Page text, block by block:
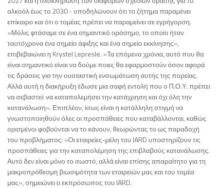
αλκοόλ έως το 2030 - υποδηλώνουν ότι το ζήτημα παραμένει
επίκαιρο και ότι ο τομέας πρέπει να παραμείνει σε εγρήγορση.
«Μόλις φτάσαμε σε ένα σημαντικό ορόσημο, το οποίο ήταν
ταυτόχρονα ένα σημείο άφιξης και ένα σημείο εκκίνησης»,
επιβεβαιώνει η Krystel Lepresle. «Τα επόμενα χρόνια, αυτό που θα
είναι σημαντικό είναι να δούμε ποιες θα εφαρμοστούν όσον αφορά
τις δράσεις για την ουσιαστική ενσωμάτωση αυτής της πορείας.
Αλλά αυτή η διακήρυξη έδωσε μια σαφή εντολή που ο Π.Ο.Υ. πρέπει
να σεβαστεί: να καταπολεμήσει την κατάχρηση και όχι όλη την
κατανάλωση». Επιπλέον, ίσως είναι η κατάλληλη στιγμή να
γνωστοποιηθούν όλες οι προσπάθειες που καταβάλλονται, καθώς
ορισμένοι φοβούνται να το κάνουν, θεωρώντας το ως παραδοχή
του προβλήματος: «Οι εταιρείες-μέλη του IARD υποστηρίζουν τις
προσπάθειες για την καταπολέμηση της επιβλαβούς κατανάλωσης.
Αυτό δεν είναι μόνο το σωστό, αλλά είναι επίσης απαραίτητο για τη
μακροπρόθεσμη βιωσιμότητα των εταιρειών μας και του τομέα
μας», σημειώνει ο εκπρόσωπος του IARD.